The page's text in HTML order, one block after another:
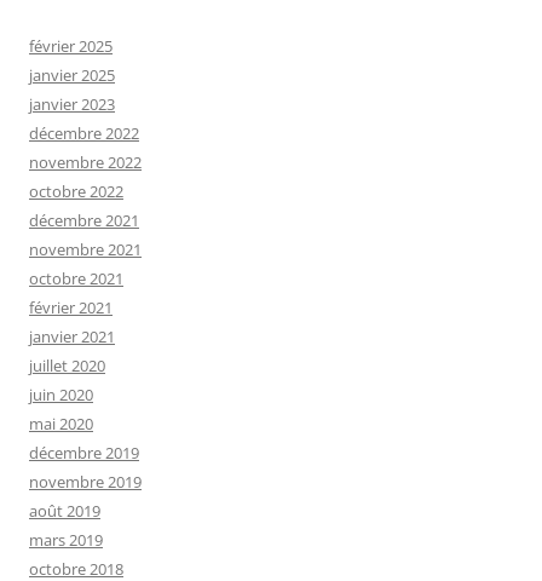
février 2025
janvier 2025
janvier 2023
décembre 2022
novembre 2022
octobre 2022
décembre 2021
novembre 2021
octobre 2021
février 2021
janvier 2021
juillet 2020
juin 2020
mai 2020
décembre 2019
novembre 2019
août 2019
mars 2019
octobre 2018